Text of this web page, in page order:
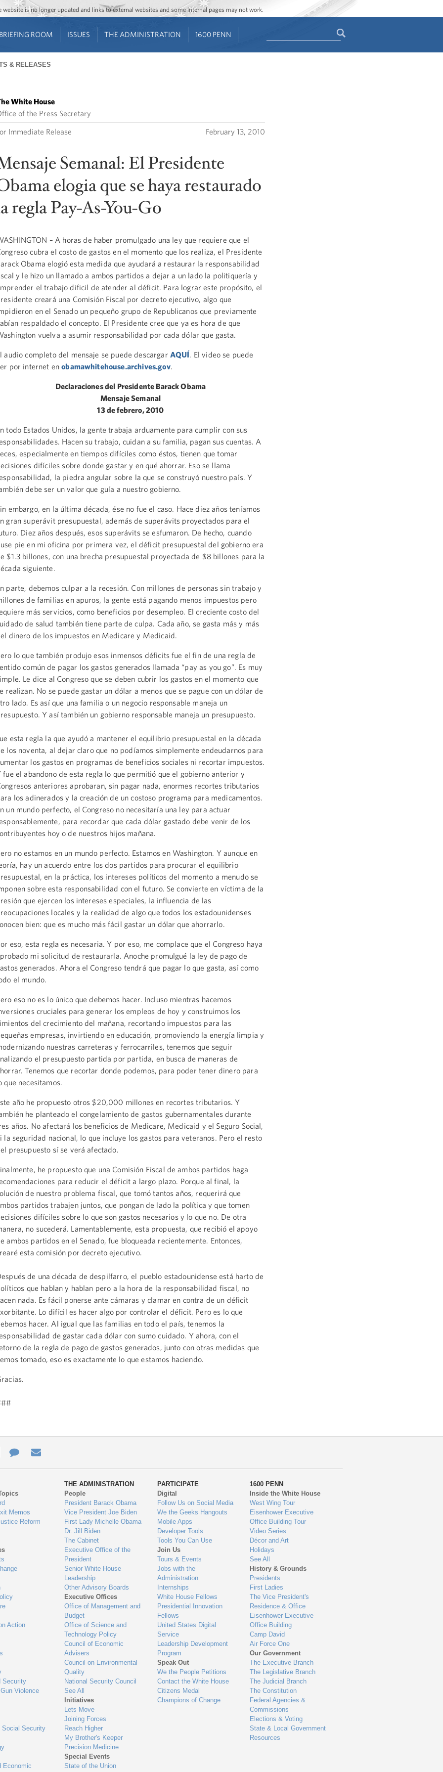
Jump to main content
Jump to navigation
is no longer updated and links to external websites and some internal pages may not work.
BRIEFING ROOM ISSUES THE ADMINISTRATION 1600 PENN
& RELEASES
White House
of the Press Secretary
Immediate Release February 13, 2010
Semanal: El Presidente
elogia que se haya restaurado
regla Pay-As-You-Go
– A horas de haber promulgado una ley que requiere que el
cubra el costo de gastos en el momento que los realiza, el Presidente
Obama elogió esta medida que ayudará a restaurar la responsabilidad
y le hizo un llamado a ambos partidos a dejar a un lado la politiquería y
el trabajo dificil de atender al déficit. Para lograr este propósito, el
creará una Comisión Fiscal por decreto ejecutivo, algo que
en el Senado un pequeño grupo de Republicanos que previamente
respaldado el concepto. El Presidente cree que ya es hora de que
vuelva a asumir responsabilidad por cada dólar que gasta.
audio completo del mensaje se puede descargar AQUÍ. El video se puede
por internet enobamawhitehouse.archives.gov.
Declaraciones del Presidente Barack Obama
Mensaje Semanal
13 de febrero, 2010
todo Estados Unidos, la gente trabaja arduamente para cumplir con sus
Hacen su trabajo, cuidan a su familia, pagan sus cuentas. A
especialmente en tiempos difíciles como éstos, tienen que tomar
difíciles sobre donde gastar y en qué ahorrar. Eso se llama
la piedra angular sobre la que se construyó nuestro país. Y
debe ser un valor que guía a nuestro gobierno.
embargo, en la última década, ése no fue el caso. Hace diez años teníamos
gran superávit presupuestal, además de superávits proyectados para el
Diez años después, esos superávits se esfumaron. De hecho, cuando
pie en mi oficina por primera vez, el déficit presupuestal del gobierno era
$1.3 billones, con una brecha presupuestal proyectada de $8 billones para la
siguiente.
parte, debemos culpar a la recesión. Con millones de personas sin trabajo y
de familias en apuros, la gente está pagando menos impuestos pero
más servicios, como beneficios por desempleo. El creciente costo del
de salud también tiene parte de culpa. Cada año, se gasta más y más
dinero de los impuestos en Medicare y Medicaid.
lo que también produjo esos inmensos déficits fue el fin de una regla de
común de pagar los gastos generados llamada “pay as you go”. Es muy
Le dice al Congreso que se deben cubrir los gastos en el momento que
realizan. No se puede gastar un dólar a menos que se pague con un dólar de
lado. Es así que una familia o un negocio responsable maneja un
Y así también un gobierno responsable maneja un presupuesto.
esta regla la que ayudó a mantener el equilibrio presupuestal en la década
los noventa, al dejar claro que no podíamos simplemente endeudarnos para
los gastos en programas de beneficios sociales ni recortar impuestos.
fue el abandono de esta regla lo que permitió que el gobierno anterior y
anteriores aprobaran, sin pagar nada, enormes recortes tributarios
los adinerados y la creación de un costoso programa para medicamentos.
un mundo perfecto, el Congreso no necesitaría una ley para actuar
para recordar que cada dólar gastado debe venir de los
hoy o de nuestros hijos mañana.
no estamos en un mundo perfecto. Estamos en Washington. Y aunque en
hay un acuerdo entre los dos partidos para procurar el equilibrio
en la práctica, los intereses políticos del momento a menudo se
sobre esta responsabilidad con el futuro. Se convierte en víctima de la
que ejercen los intereses especiales, la influencia de las
locales y la realidad de algo que todos los estadounidenses
bien: que es mucho más fácil gastar un dólar que ahorrarlo.
eso, esta regla es necesaria. Y por eso, me complace que el Congreso haya
mi solicitud de restaurarla. Anoche promulgué la ley de pago de
generados. Ahora el Congreso tendrá que pagar lo que gasta, así como
el mundo.
eso no es lo único que debemos hacer. Incluso mientras hacemos
cruciales para generar los empleos de hoy y construimos los
del crecimiento del mañana, recortando impuestos para las
empresas, invirtiendo en educación, promoviendo la energía limpia y
nuestras carreteras y ferrocarriles, tenemos que seguir
el presupuesto partida por partida, en busca de maneras de
Tenemos que recortar donde podemos, para poder tener dinero para
que necesitamos.
año he propuesto otros $20,000 millones en recortes tributarios. Y
he planteado el congelamiento de gastos gubernamentales durante
años. No afectará los beneficios de Medicare, Medicaid y el Seguro Social,
la seguridad nacional, lo que incluye los gastos para veteranos. Pero el resto
presupuesto sí se verá afectado.
he propuesto que una Comisión Fiscal de ambos partidos haga
para reducir el déficit a largo plazo. Porque al final, la
de nuestro problema fiscal, que tomó tantos años, requerirá que
partidos trabajen juntos, que pongan de lado la política y que tomen
difíciles sobre lo que son gastos necesarios y lo que no. De otra
no sucederá. Lamentablemente, esta propuesta, que recibió el apoyo
ambos partidos en el Senado, fue bloqueada recientemente. Entonces,
esta comisión por decreto ejecutivo.
de una década de despilfarro, el pueblo estadounidense está harto de
que hablan y hablan pero a la hora de la responsabilidad fiscal, no
nada. Es fácil ponerse ante cámaras y clamar en contra de un déficit
Lo difícil es hacer algo por controlar el déficit. Pero es lo que
hacer. Al igual que las familias en todo el país, tenemos la
de gastar cada dólar con sumo cuidado. Y ahora, con el
de la regla de pago de gastos generados, junto con otras medidas que
tomado, eso es exactamente lo que estamos haciendo.
Contact
Us
Memos
Reform
Action
Security
Violence
Social Security
Economic
THE ADMINISTRATION
People
President Barack Obama
Vice President Joe Biden
First Lady Michelle Obama
Dr. Jill Biden
The Cabinet
Executive Office of the
President
Senior White House
Leadership
Other Advisory Boards
Executive Offices
Office of Management and
Budget
Office of Science and
Technology Policy
Council of Economic
Advisers
Council on Environmental
Quality
National Security Council
See All
Initiatives
Lets Move
Joining Forces
Reach Higher
My Brother's Keeper
Precision Medicine
Special Events
State of the Union
PARTICIPATE
Digital
Follow Us on Social Media
We the Geeks Hangouts
Mobile Apps
Developer Tools
Tools You Can Use
Join Us
Tours & Events
Jobs with the
Administration
Internships
White House Fellows
Presidential Innovation
Fellows
United States Digital
Service
Leadership Development
Program
Speak Out
We the People Petitions
Contact the White House
Citizens Medal
Champions of Change
1600 PENN
Inside the White House
West Wing Tour
Eisenhower Executive
Office Building Tour
Video Series
Décor and Art
Holidays
See All
History & Grounds
Presidents
First Ladies
The Vice President's
Residence & Office
Eisenhower Executive
Office Building
Camp David
Air Force One
Our Government
The Executive Branch
The Legislative Branch
The Judicial Branch
The Constitution
Federal Agencies &
Commissions
Elections & Voting
State & Local Government
Resources